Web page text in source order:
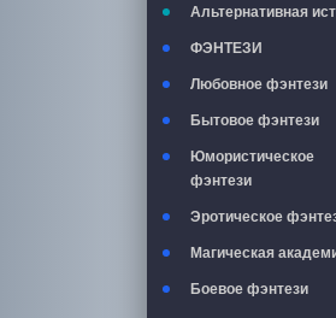
Альтернативная
ФЭНТЕЗИ
Любовное фэнтези
Бытовое фэнтези
Юмористическое
фэнтези
Эротическое
Магическая
Боевое фэнтези